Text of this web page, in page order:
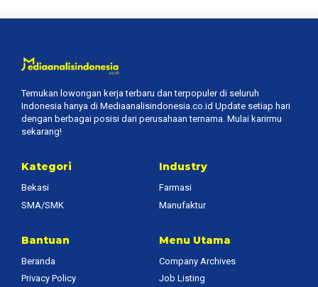
Temukan lowongan kerja terbaru dan terpopuler di seluruh
Indonesia hanya di Mediaanalisindonesia.co.id Update setiap hari
dengan berbagai posisi dari perusahaan ternama. Mulai karirmu
sekarang!
Kategori
Bekasi
SMA/SMK
Industry
Farmasi
Manufaktur
Bantuan
Beranda
Privacy Policy
Menu Utama
Company Archives
Job Listing